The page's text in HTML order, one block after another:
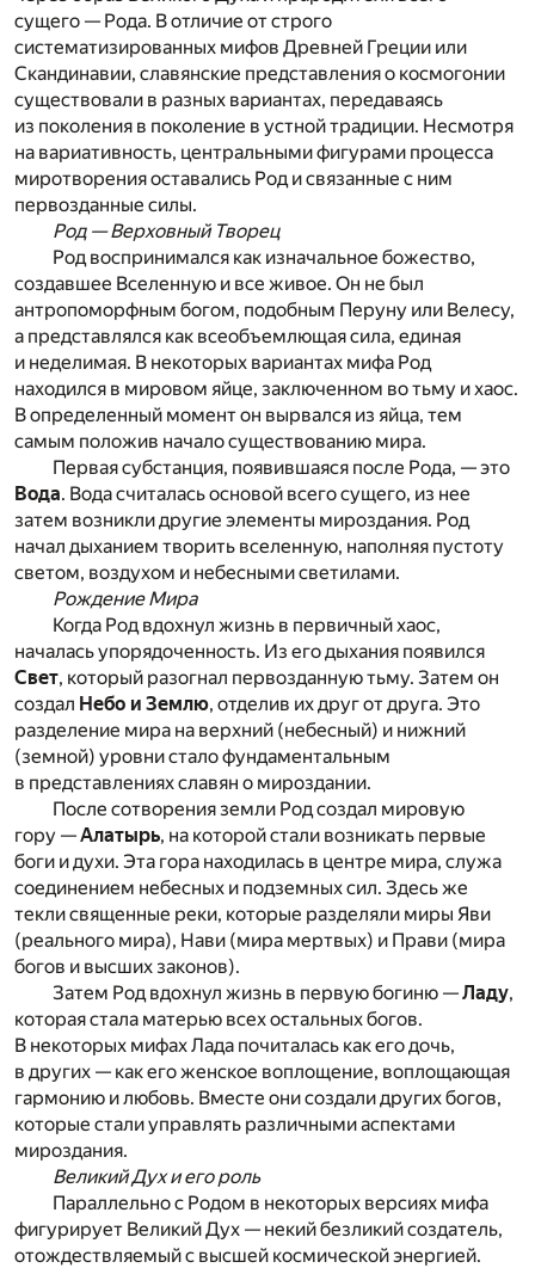
сущего — Рода. В отличие от строго
систематизированных мифов Древней Греции или
Скандинавии, славянские представления о космогонии
существовали в разных вариантах, передаваясь
из поколения в поколение в устной традиции. Несмотря
на вариативность, центральными фигурами процесса
миротворения оставались Род и связанные с ним
первозданные силы.
Род — Верховный Творец
Род воспринимался как изначальное божество,
создавшее Вселенную и все живое. Он не был
антропоморфным богом, подобным Перуну или Велесу,
а представлялся как всеобъемлющая сила, единая
и неделимая. В некоторых вариантах мифа Род
находился в мировом яйце, заключенном во тьму и хаос.
В определенный момент он вырвался из яйца, тем
самым положив начало существованию мира.
Первая субстанция, появившаяся после Рода, — это
Вода. Вода считалась основой всего сущего, из нее
затем возникли другие элементы мироздания. Род
начал дыханием творить вселенную, наполняя пустоту
светом, воздухом и небесными светилами.
Рождение Мира
Когда Род вдохнул жизнь в первичный хаос,
началась упорядоченность. Из его дыхания появился
Свет, который разогнал первозданную тьму. Затем он
создал Небо и Землю, отделив их друг от друга. Это
разделение мира на верхний (небесный) и нижний
(земной) уровни стало фундаментальным
в представлениях славян о мироздании.
После сотворения земли Род создал мировую
гору —Алатырь, на которой стали возникать первые
боги и духи. Эта гора находилась в центре мира, служа
соединением небесных и подземных сил. Здесь же
текли священные реки, которые разделяли миры Яви
(реального мира), Нави (мира мертвых) и Прави (мира
богов и высших законов).
Затем Род вдохнул жизнь в первую богиню —Ладу,
которая стала матерью всех остальных богов.
В некоторых мифах Лада почиталась как его дочь,
в других — как его женское воплощение, воплощающая
гармонию и любовь. Вместе они создали других богов,
которые стали управлять различными аспектами
мироздания.
Великий Дух и его роль
Параллельно с Родом в некоторых версиях мифа
фигурирует Великий Дух — некий безликий создатель,
отождествляемый с высшей космической энергией.